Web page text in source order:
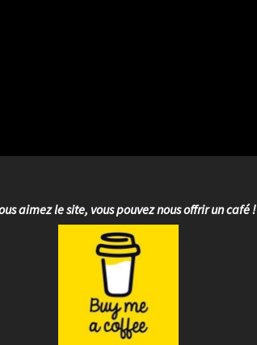
aimez le site, vous pouvez nous offrir un café !